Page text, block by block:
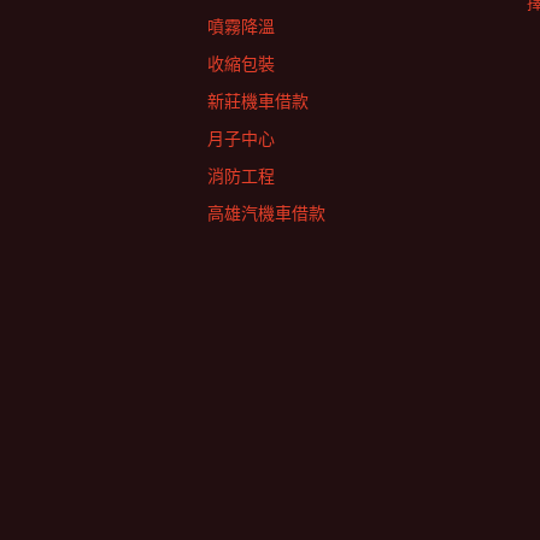
噴霧降溫
收縮包裝
新莊機車借款
月子中心
消防工程
高雄汽機車借款